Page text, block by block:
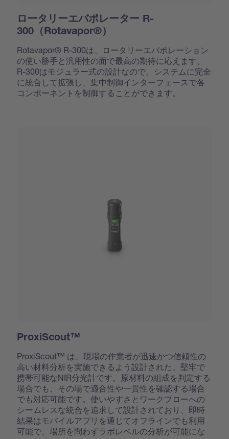
ロータリーエバポレーター R-
300（Rotavapor®）
Rotavapor® R-300は、ロータリーエバポレーション
の使い勝手と汎用性の面で最高の期待に応えます。
R-300はモジュラー式の設計なので、システムに完全
に統合して拡張し、集中制御インターフェースで各
コンポーネントを制御することができます。
ProxiScout™
ProxiScout™ は、現場の作業者が迅速かつ信頼性の
高い材料分析を実施できるよう設計された、堅牢で
携帯可能なNIR分光計です。原材料の組成を判定する
場合でも、その場で適合性や一貫性を確認する場合
でも対応可能です。使いやすさとワークフローへの
シームレスな統合を追求して設計されており、即時
結果はモバイルアプリを通じてオフラインでも利用
可能で、場所を問わずラボレベルの分析が可能にな